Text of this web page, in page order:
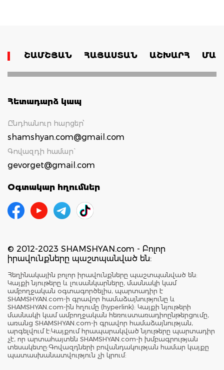
ՇԱՄՇՅԱՆ ՀԱՅԱՍՏԱՆ ԱՇԽԱՐՀ
Հետադարձ կապ
Ընդհանուր հարցեր՝
shamshyan.com@gmail.com
Գովազդի համար`
gevorget@gmail.com
Օգտակար հղումներ
© 2012-2023 SHAMSHYAN.com - Բոլոր
իրավունքները պաշտպանված են:
Հեղինակային բոլոր իրավունքները պաշտպանված են:
Կայքի նյութերը և լուսանկարները, մասնակի կամ
ամբողջական օգտագործելիս, պարտադիր է
SHAMSHYAN.com-ի գրավոր համաձայնությունը և
SHAMSHYAN.com-ին հղումը (hyperlink): Կայքի նյութերի
մասնակի կամ ամբողջական հեռուստառադիոընթերցումը,
առանց SHAMSHYAN.com-ի գրավոր համաձայնության,
արգելվում է:Կայքում հրապարակված նյութերը պարտադիր
չէ, որ արտահայտեն SHAMSHYAN.com-ի խմբագրության
տեսակետը:Գովազդների բովանդակության համար կայքը
պատասխանատվություն չի կրում: